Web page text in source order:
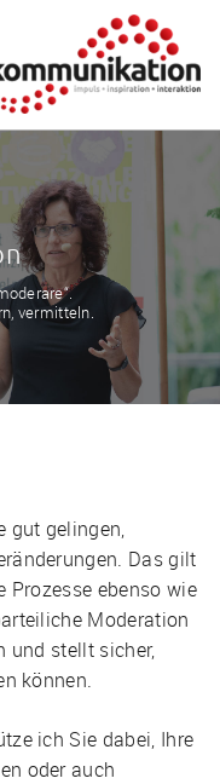
vermitteln.
gut gelingen,
Das gilt
ebenso wie
Moderation
und stellt sicher,
können.
ich Sie dabei, Ihre
oder auch